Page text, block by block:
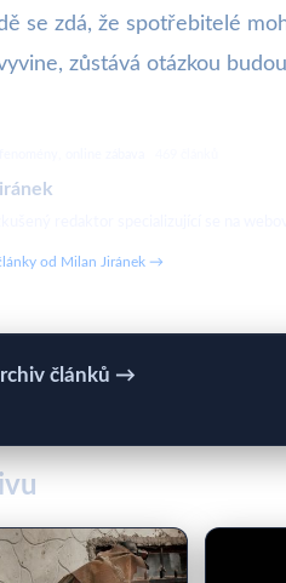
se zdá, že spotřebitelé
zůstává otázkou
od Milan Jiránek →
článků →